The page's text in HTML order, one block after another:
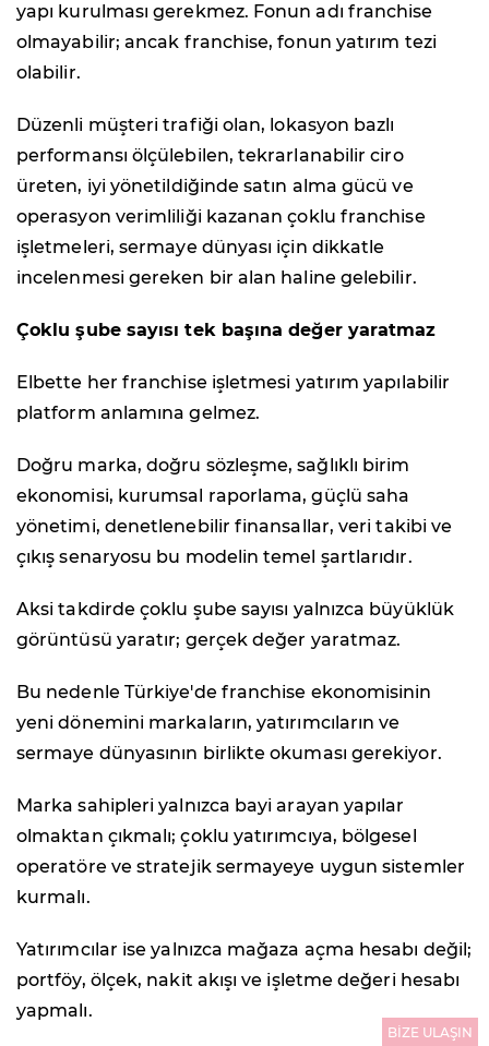
yapı kurulması gerekmez. Fonun adı franchise
olmayabilir; ancak franchise, fonun yatırım tezi
olabilir.
Düzenli müşteri trafiği olan, lokasyon bazlı
performansı ölçülebilen, tekrarlanabilir ciro
üreten, iyi yönetildiğinde satın alma gücü ve
operasyon verimliliği kazanan çoklu franchise
işletmeleri, sermaye dünyası için dikkatle
incelenmesi gereken bir alan haline gelebilir.
Çoklu şube sayısı tek başına değer yaratmaz
Elbette her franchise işletmesi yatırım yapılabilir
platform anlamına gelmez.
Doğru marka, doğru sözleşme, sağlıklı birim
ekonomisi, kurumsal raporlama, güçlü saha
yönetimi, denetlenebilir finansallar, veri takibi ve
çıkış senaryosu bu modelin temel şartlarıdır.
Aksi takdirde çoklu şube sayısı yalnızca büyüklük
görüntüsü yaratır; gerçek değer yaratmaz.
Bu nedenle Türkiye'de franchise ekonomisinin
yeni dönemini markaların, yatırımcıların ve
sermaye dünyasının birlikte okuması gerekiyor.
Marka sahipleri yalnızca bayi arayan yapılar
olmaktan çıkmalı; çoklu yatırımcıya, bölgesel
operatöre ve stratejik sermayeye uygun sistemler
kurmalı.
Yatırımcılar ise yalnızca mağaza açma hesabı değil;
portföy, ölçek, nakit akışı ve işletme değeri hesabı
yapmalı.
BİZE ULAŞIN